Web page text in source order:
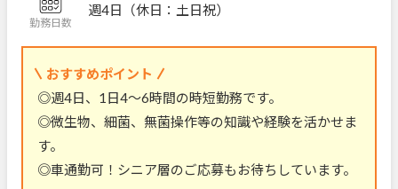
勤務日数
週4日（休日：土日祝）
おすすめポイント
◎週4日、1日4～6時間の時短勤務です。
◎微生物、細菌、無菌操作等の知識や経験を活かせま
す。
◎車通勤可！シニア層のご応募もお待ちしています。